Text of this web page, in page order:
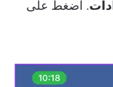
. اضغط على